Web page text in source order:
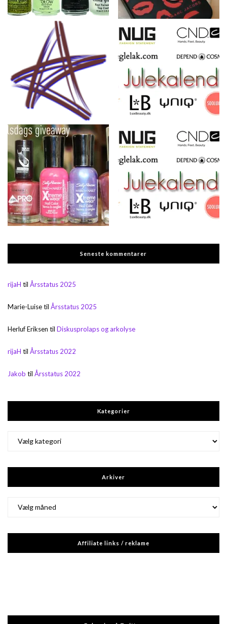
Seneste kommentarer
rijaH til Årsstatus 2025
Marie-Luisetil Årsstatus 2025
Herluf Eriksen til Diskusprolaps og arkolyse
rijaH til Årsstatus 2022
Jakob til Årsstatus 2022
Kategorier
Arkiver
Affiliate links / reklame